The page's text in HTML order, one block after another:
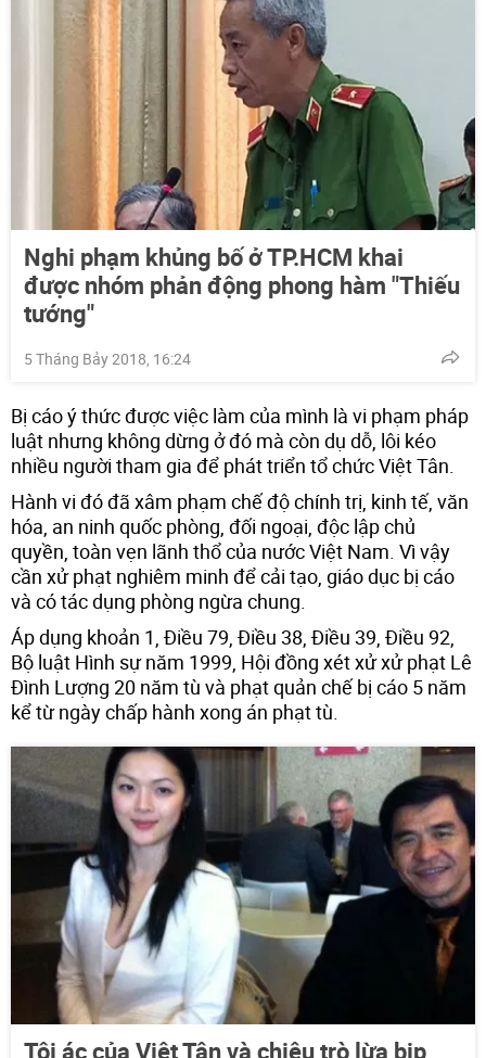
Nghi phạm khủng bố ở TP.HCM khai
được nhóm phản động phong hàm "Thiếu
tướng"
5 Tháng Bảy 2018, 16:24
Bị cáo ý thức được việc làm của mình là vi phạm pháp
luật nhưng không dừng ở đó mà còn dụ dỗ, lôi kéo
nhiều người tham gia để phát triển tổ chức Việt Tân.
Hành vi đó đã xâm phạm chế độ chính trị, kinh tế, văn
hóa, an ninh quốc phòng, đối ngoại, độc lập chủ
quyền, toàn vẹn lãnh thổ của nước Việt Nam. Vì vậy
cần xử phạt nghiêm minh để cải tạo, giáo dục bị cáo
và có tác dụng phòng ngừa chung.
Áp dụng khoản 1, Điều 79, Điều 38, Điều 39, Điều 92,
Bộ luật Hình sự năm 1999, Hội đồng xét xử xử phạt Lê
Đình Lượng 20 năm tù và phạt quản chế bị cáo 5 năm
kể từ ngày chấp hành xong án phạt tù.
Tội ác của Việt Tân và chiêu trò lừa bịp